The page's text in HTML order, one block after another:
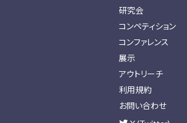
研究会
コンペティション
コンファレンス
展示
アウトリーチ
利用規約
お問い合わせ